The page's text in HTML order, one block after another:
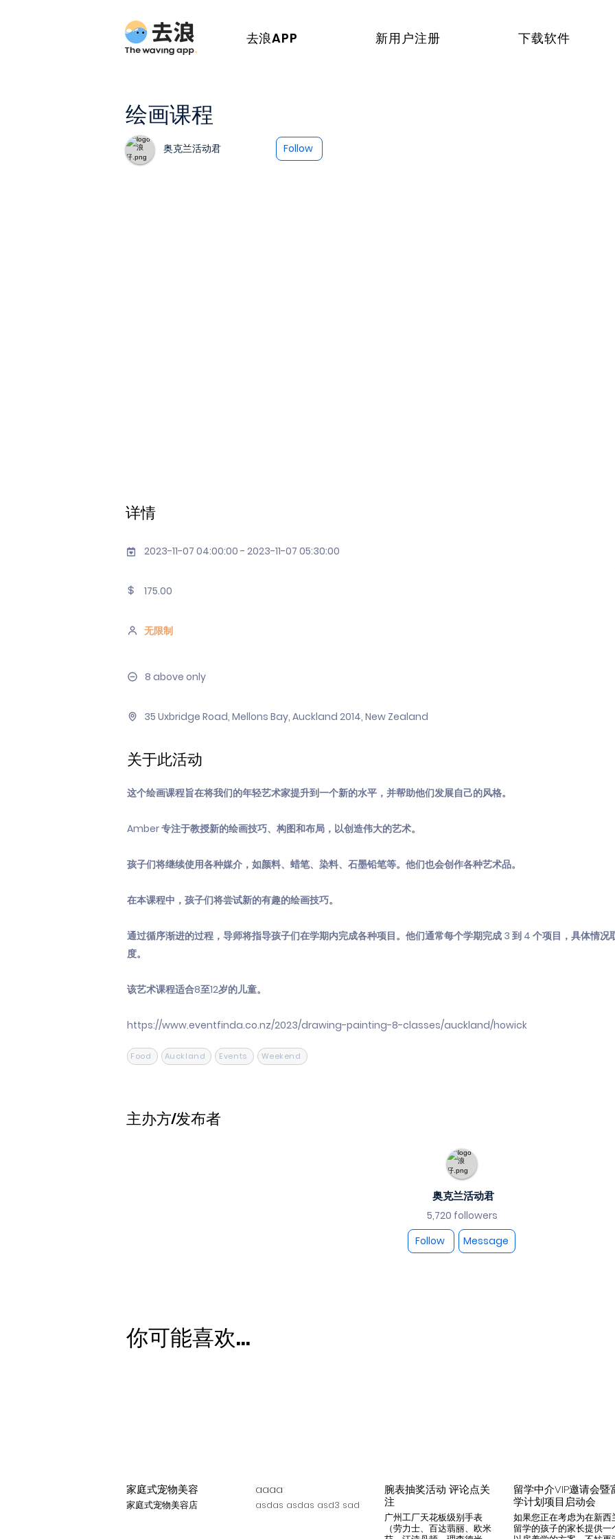
去浪APP 新用户注册 下载软件
绘画课程
奥克兰活动君 Follow
详情
2023-11-07 04:00:00 - 2023-11-07 05:30:00
175.00
无限制
8 above only
35 Uxbridge Road, Mellons Bay, Auckland 2014, New Zealand
关于此活动
这个绘画课程旨在将我们的年轻艺术家提升到一个新的水平，并帮助他们发展自己的风格。
Amber 专注于教授新的绘画技巧、构图和布局，以创造伟大的艺术。
孩子们将继续使用各种媒介，如颜料、蜡笔、染料、石墨铅笔等。他们也会创作各种艺术品。
在本课程中，孩子们将尝试新的有趣的绘画技巧。
通过循序渐进的过程，导师将指导孩子们在学期内完成各种项目。他们通常每个学期完成 3 到 4 个项目，具体情况
度。
该艺术课程适合8至12岁的儿童。
https://www.eventfinda.co.nz/2023/drawing-painting-8-classes/auckland/howick
Food Auckland Events Weekend
主办方/发布者
奥克兰活动君
5,720 followers
Follow
Message
你可能喜欢...
家庭式宠物美容
家庭式宠物美容店
aaaa
asdas asdas asd3 sad
腕表抽奖活动 评论点关
注
广州工厂天花板级别手表
（劳力士、百达翡丽、欧米
留学中介VIP邀请会暨
学计划项目启动会
如果您正在考虑为在新西
留学的孩子的家长提供一